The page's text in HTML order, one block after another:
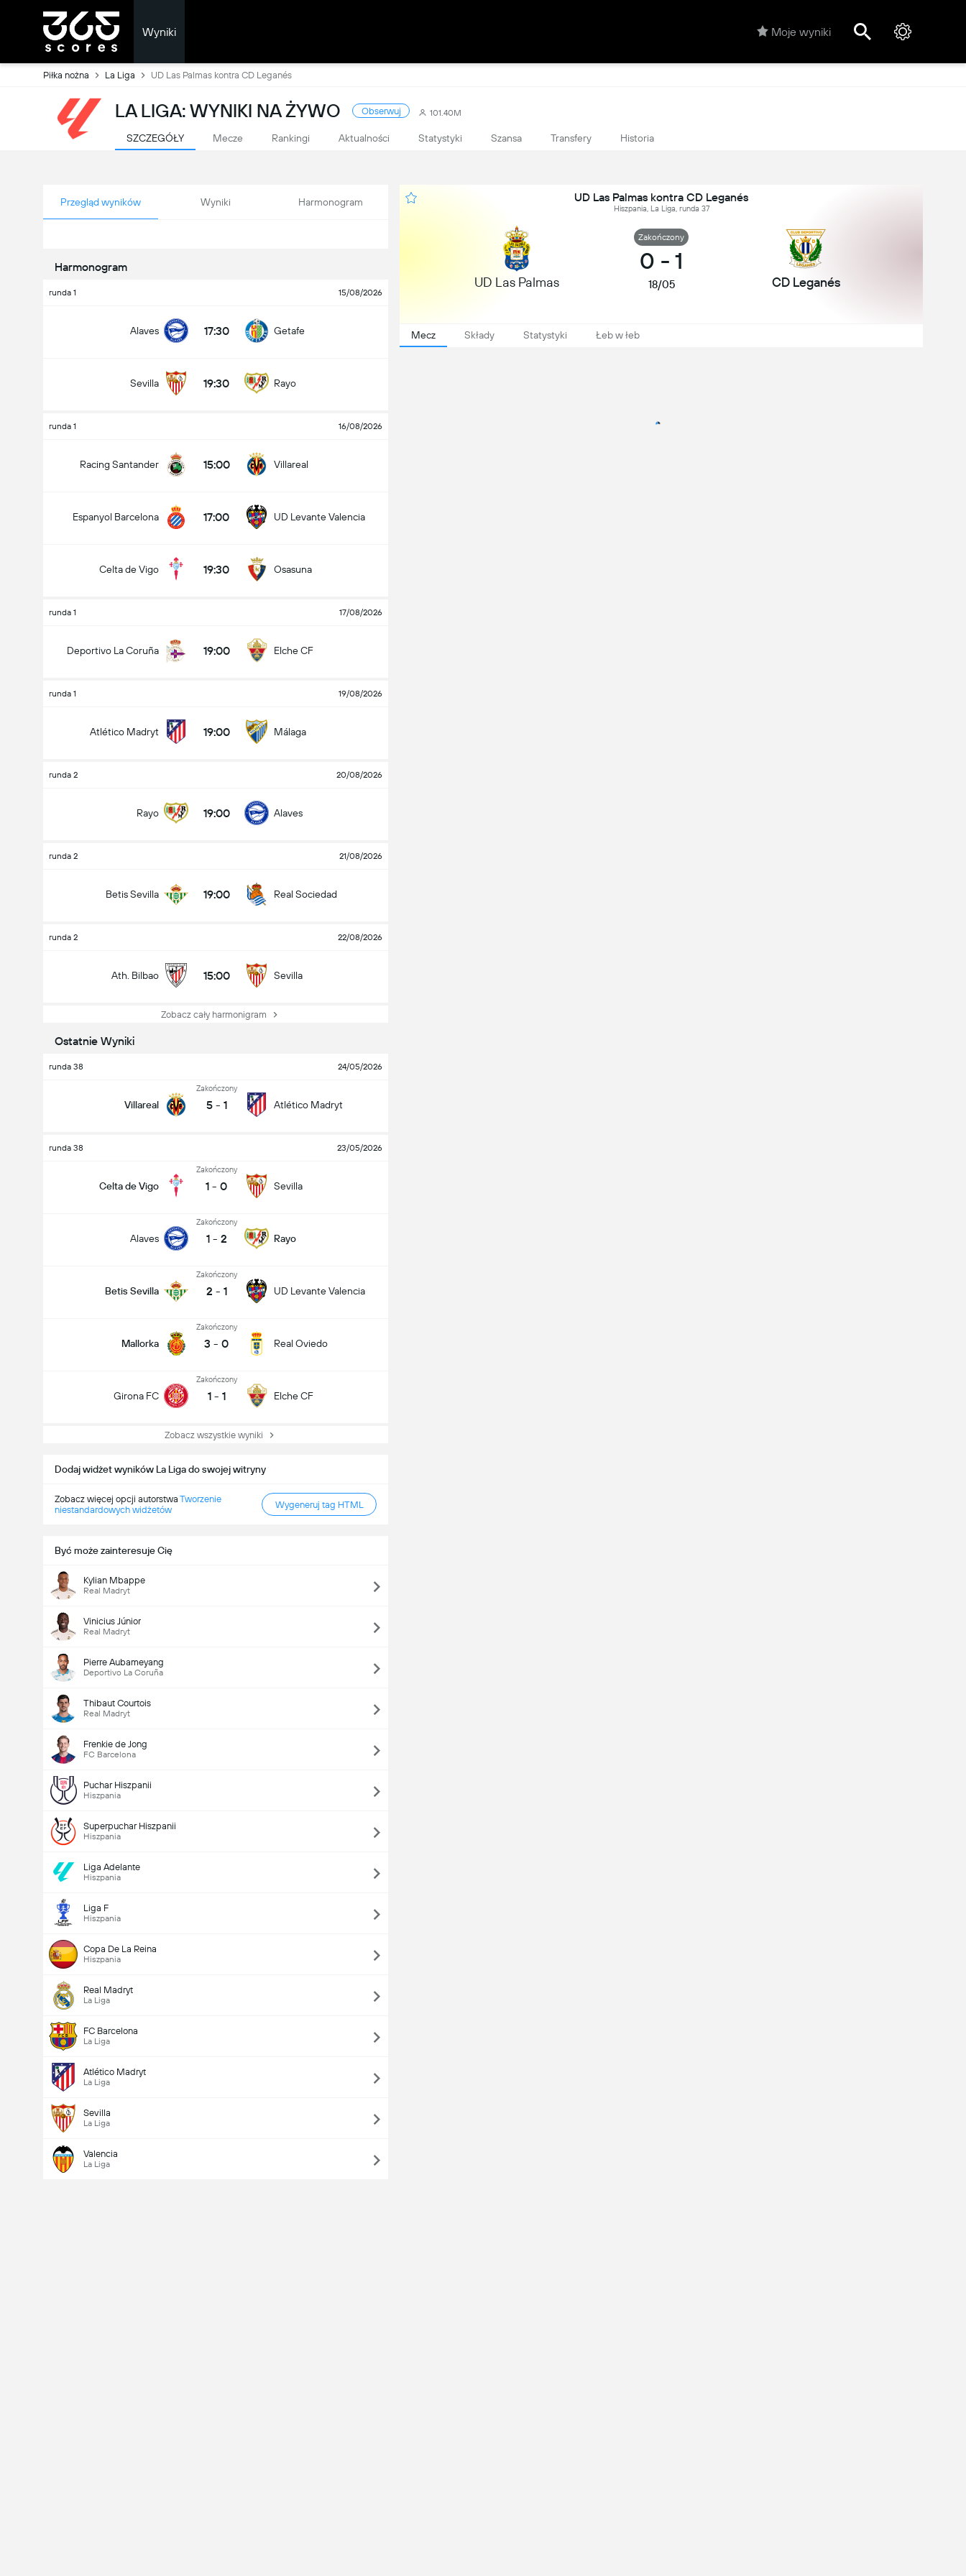
Wyniki Moje wyniki
Piłka nożna La Liga UD Las Palmas kontra CD Leganés
LA LIGA: WYNIKI NA ŻYWO Obserwuj 101.40M
SZCZEGÓŁY Mecze Rankingi Aktualności Statystyki Szansa Transfery Historia
Przegląd wyników Wyniki Harmonogram
Harmonogram
runda 1 15/08/2026
Alaves 17:30 Getafe
Sevilla 19:30 Rayo
runda 1 16/08/2026
Racing Santander 15:00 Villareal
Espanyol Barcelona 17:00 UD Levante Valencia
Celta de Vigo 19:30 Osasuna
runda 1 17/08/2026
Deportivo La Coruña 19:00 Elche CF
runda 1 19/08/2026
Atlético Madryt 19:00 Málaga
runda 2 20/08/2026
Rayo 19:00 Alaves
runda 2 21/08/2026
Betis Sevilla 19:00 Real Sociedad
runda 2 22/08/2026
Ath. Bilbao 15:00 Sevilla
Zobacz cały harmonigram
Ostatnie Wyniki
runda 38 24/05/2026
Villareal
Zakończony
5 - 1 Atlético Madryt
runda 38 23/05/2026
Celta de Vigo
Zakończony
1 - 0 Sevilla
Alaves
Zakończony
1 - 2 Rayo
Betis Sevilla
Zakończony
2 - 1 UD Levante Valencia
Mallorka
Zakończony
3 - 0 Real Oviedo
Girona FC
Zakończony
1 - 1 Elche CF
Zobacz wszystkie wyniki
Dodaj widżet wyników La Liga do swojej witryny
Zobacz więcej opcji autorstwa Tworzenie
niestandardowych widżetów
Wygeneruj tag HTML
Być może zainteresuje Cię
Kylian Mbappe
Real Madryt
Vinicius Júnior
Real Madryt
Pierre Aubameyang
Deportivo La Coruña
Thibaut Courtois
Real Madryt
Frenkie de Jong
FC Barcelona
Puchar Hiszpanii
Hiszpania
Superpuchar Hiszpanii
Hiszpania
Liga Adelante
Hiszpania
Liga F
Hiszpania
Copa De La Reina
Hiszpania
Real Madryt
La Liga
FC Barcelona
La Liga
Atlético Madryt
La Liga
Sevilla
La Liga
Valencia
La Liga
UD Las Palmas kontra CD Leganés
Hiszpania, La Liga, runda 37
UD Las Palmas
Zakończony
0 - 1
18/05 CD Leganés
Mecz Składy Statystyki Łeb w łeb